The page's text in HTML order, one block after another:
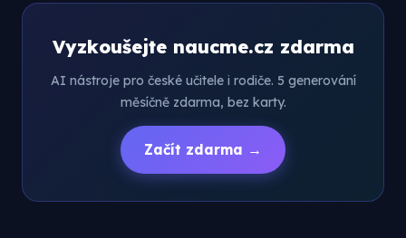
Vyzkoušejte naucme.cz zdarma
AI nástroje pro české učitele i rodiče. 5 generování
měsíčně zdarma, bez karty.
Začít zdarma →